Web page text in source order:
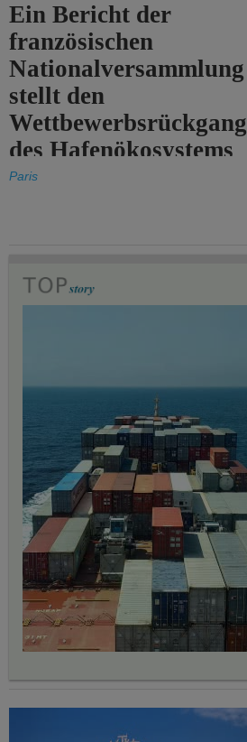
Ein Bericht der
französischen
Nationalversammlung
stellt den
Wettbewerbsrückgang
des Hafenökosystems
des Staates fest.
Paris